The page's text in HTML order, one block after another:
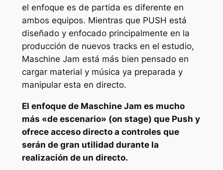
el enfoque es de partida es diferente en
ambos equipos. Mientras que PUSH está
diseñado y enfocado principalmente en la
producción de nuevos tracks en el estudio,
Maschine Jam está más bien pensado en
cargar material y música ya preparada y
manipular esta en directo.
El enfoque de Maschine Jam es mucho
más «de escenario» (on stage) que Push y
ofrece acceso directo a controles que
serán de gran utilidad durante la
realización de un directo.